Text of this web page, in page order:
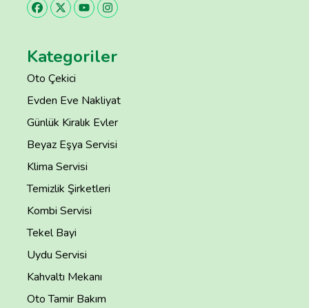
Kategoriler
Oto Çekici
Evden Eve Nakliyat
Günlük Kiralık Evler
Beyaz Eşya Servisi
Klima Servisi
Temizlik Şirketleri
Kombi Servisi
Tekel Bayi
Uydu Servisi
Kahvaltı Mekanı
Oto Tamir Bakım